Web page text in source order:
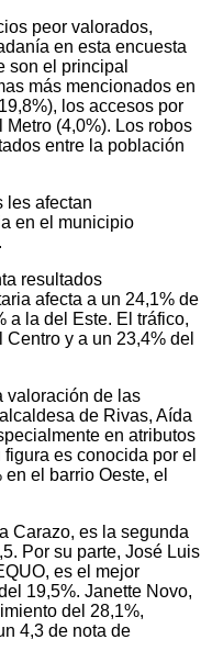
peor valorados,
en esta encuesta
son el principal
más mencionados en
los accesos por
(4,0%). Los robos
entre la población
les afectan
en el municipio
resultados
afecta a un 24,1% de
a la del Este. El tráfico,
y a un 23,4% del
valoración de las
de Rivas, Aída
en atributos
es conocida por el
el barrio Oeste, el
Carazo, es la segunda
Por su parte, José Luis
es el mejor
19,5%. Janette Novo,
del 28,1%,
4,3 de nota de